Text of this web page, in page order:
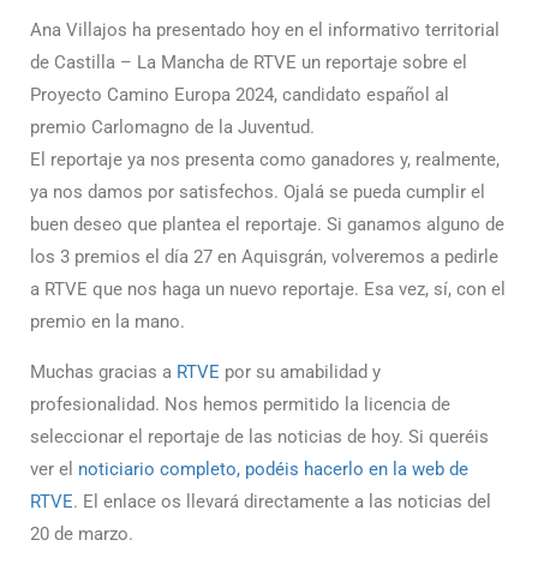
Ana Villajos ha presentado hoy en el informativo territorial
de Castilla – La Mancha de RTVE un reportaje sobre el
Proyecto Camino Europa 2024, candidato español al
premio Carlomagno de la Juventud.
El reportaje ya nos presenta como ganadores y, realmente,
ya nos damos por satisfechos. Ojalá se pueda cumplir el
buen deseo que plantea el reportaje. Si ganamos alguno de
los 3 premios el día 27 en Aquisgrán, volveremos a pedirle
a RTVE que nos haga un nuevo reportaje. Esa vez, sí, con el
premio en la mano.
Muchas gracias a RTVE por su amabilidad y
profesionalidad. Nos hemos permitido la licencia de
seleccionar el reportaje de las noticias de hoy. Si queréis
ver el noticiario completo, podéis hacerlo en la web de
RTVE. El enlace os llevará directamente a las noticias del
20 de marzo.